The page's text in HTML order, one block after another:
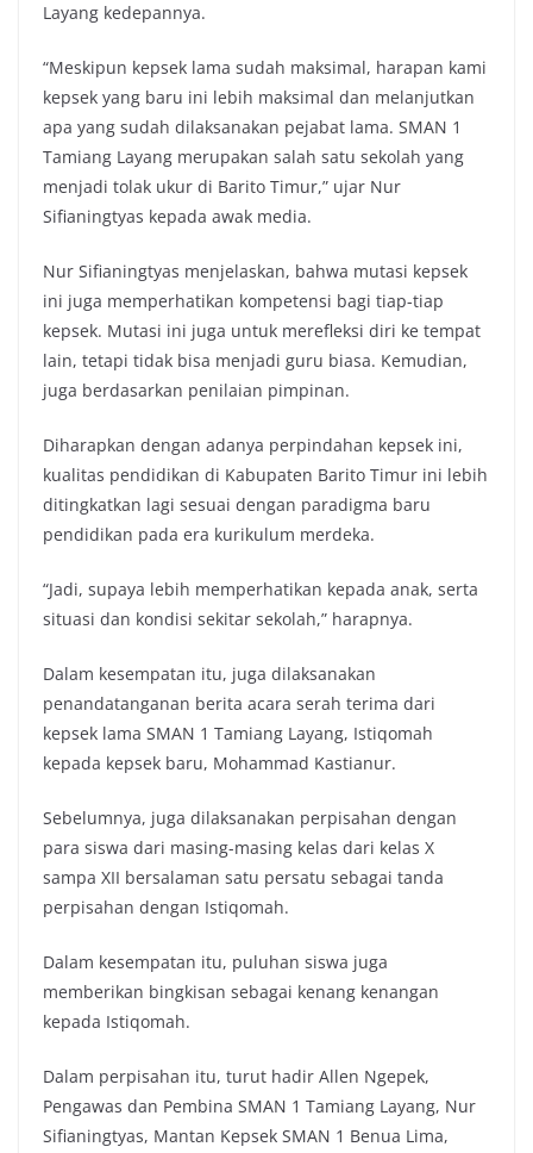
Layang kedepannya.
“Meskipun kepsek lama sudah maksimal, harapan kami
kepsek yang baru ini lebih maksimal dan melanjutkan
apa yang sudah dilaksanakan pejabat lama. SMAN 1
Tamiang Layang merupakan salah satu sekolah yang
menjadi tolak ukur di Barito Timur,” ujar Nur
Sifianingtyas kepada awak media.
Nur Sifianingtyas menjelaskan, bahwa mutasi kepsek
ini juga memperhatikan kompetensi bagi tiap-tiap
kepsek. Mutasi ini juga untuk merefleksi diri ke tempat
lain, tetapi tidak bisa menjadi guru biasa. Kemudian,
juga berdasarkan penilaian pimpinan.
Diharapkan dengan adanya perpindahan kepsek ini,
kualitas pendidikan di Kabupaten Barito Timur ini lebih
ditingkatkan lagi sesuai dengan paradigma baru
pendidikan pada era kurikulum merdeka.
“Jadi, supaya lebih memperhatikan kepada anak, serta
situasi dan kondisi sekitar sekolah,” harapnya.
Dalam kesempatan itu, juga dilaksanakan
penandatanganan berita acara serah terima dari
kepsek lama SMAN 1 Tamiang Layang, Istiqomah
kepada kepsek baru, Mohammad Kastianur.
Sebelumnya, juga dilaksanakan perpisahan dengan
para siswa dari masing-masing kelas dari kelas X
sampa XII bersalaman satu persatu sebagai tanda
perpisahan dengan Istiqomah.
Dalam kesempatan itu, puluhan siswa juga
memberikan bingkisan sebagai kenang kenangan
kepada Istiqomah.
Dalam perpisahan itu, turut hadir Allen Ngepek,
Pengawas dan Pembina SMAN 1 Tamiang Layang, Nur
Sifianingtyas, Mantan Kepsek SMAN 1 Benua Lima,